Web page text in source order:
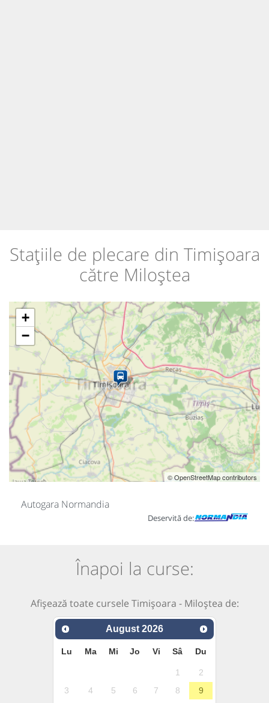
Stațiile de plecare din Timișoara
către Miloștea
+
−
© OpenStreetMap contributors
Autogara Normandia
Deservită de:
Înapoi la curse:
Afișează toate cursele Timișoara - Miloștea de:
August 2026
Lu Ma Mi Jo Vi Sâ Du
1
2
3
4 5 6 7 8
9